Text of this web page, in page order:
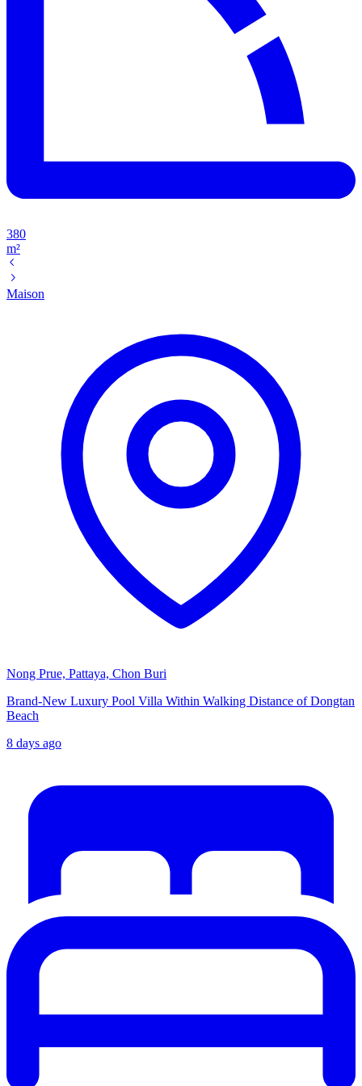
380
m²
Maison
Nong Prue, Pattaya, Chon Buri
Brand-New Luxury Pool Villa Within Walking Distance of Dongtan
Beach
8 days ago